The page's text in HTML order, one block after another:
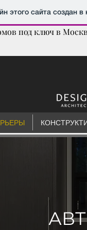
этого сайта создан в
под ключ в